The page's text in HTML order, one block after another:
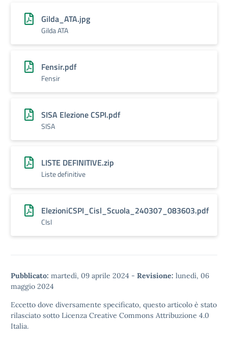
Gilda_ATA.jpg
Gilda ATA
Fensir.pdf
Fensir
SISA Elezione CSPI.pdf
SISA
LISTE DEFINITIVE.zip
Liste definitive
ElezioniCSPI_Cisl_Scuola_240307_083603.pdf
CIsl
Pubblicato: martedì, 09 aprile 2024 - Revisione: lunedì, 06
maggio 2024
Eccetto dove diversamente specificato, questo articolo è stato
rilasciato sotto Licenza Creative Commons Attribuzione 4.0
Italia.